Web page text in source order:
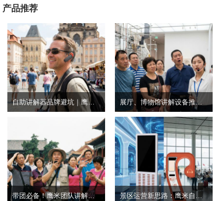
产品推荐
自助讲解器品牌避坑｜鹰米自助讲解器，实测好用不踩雷 展厅、博物馆讲解设备推荐｜分区讲解系统，解决多团队接待核心痛点
带团必备！鹰米团队讲解器，防串音 + 易管理双在线